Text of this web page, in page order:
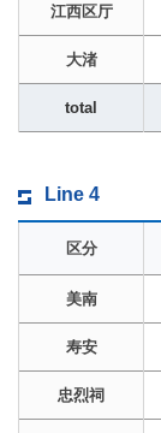
total
江西区厅
大渚
Line 4
区分
美南
寿安
忠烈祠